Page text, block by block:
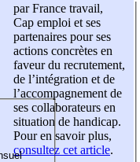
par France travail,
Cap emploi et ses
partenaires pour ses
actions concrètes en
faveur du recrutement,
de l’intégration et de
l’accompagnement de
ses collaborateurs en
situation de handicap.
Pour en savoir plus,
consultez cet article.